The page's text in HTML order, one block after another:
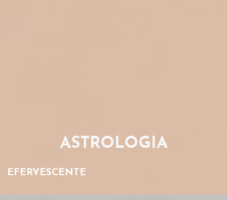
ASTROLOGIA
EFERVESCENTE